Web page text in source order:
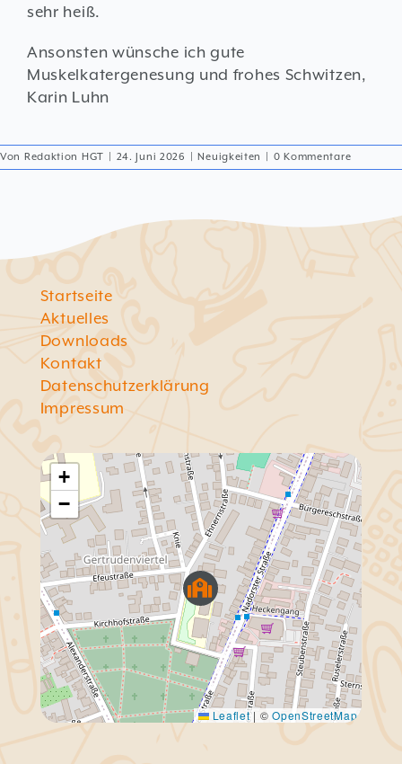
sehr heiß.
Ansonsten wünsche ich gute
Muskelkatergenesung und frohes Schwitzen,
Karin Luhn
Von Redaktion HGT 24. Juni 2026 Neuigkeiten 0 Kommentare
Startseite
Aktuelles
Downloads
Kontakt
Datenschutzerklärung
Impressum
+
−
Leaflet | ©OpenStreetMap